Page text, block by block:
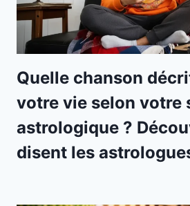
Quelle chanson
votre vie selon votre
astrologique ?
disent les